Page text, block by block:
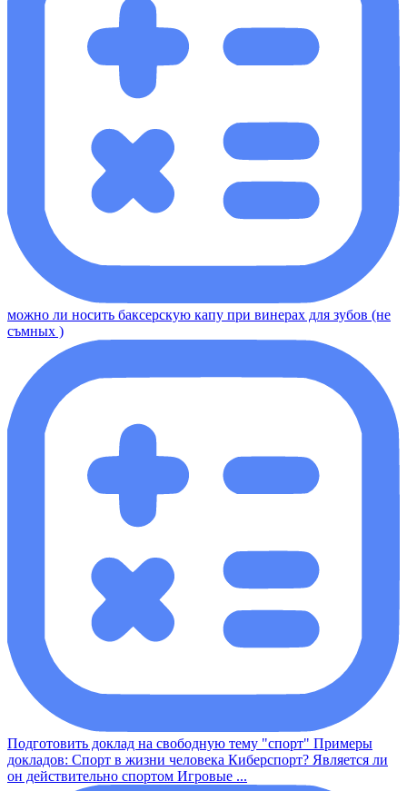
можно ли носить баксерскую капу при винерах для зубов (не
съмных )​
Подготовить доклад на свободную тему "спорт" Примеры
докладов: Спорт в жизни человека Киберспорт? Является ли
он действительно спортом Игровые ...